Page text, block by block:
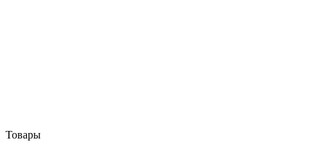
Товары